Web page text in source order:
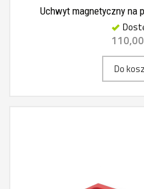
Uchwyt magnetyczny na
Do